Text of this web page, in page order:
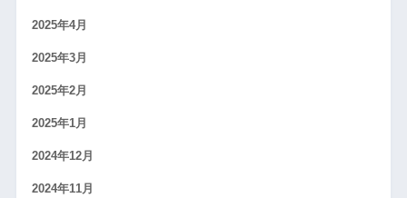
2025年4月
2025年3月
2025年2月
2025年1月
2024年12月
2024年11月